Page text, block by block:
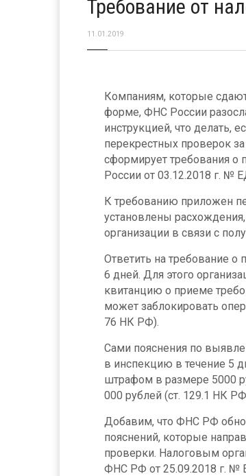
Требование от
11.01.2019
Компаниям, которые
форме, ФНС России
инструкцией, что делать,
перекрестных проверок
сформирует требования о
России от 03.12.2018 г. №
К требованию приложен
установлены
организации в связи с
Ответить на требование о
6 дней. Для этого
квитанцию о приеме
может заблокировать
76 НК РФ).
Сами пояснения по
в инспекцию в течение 5
штрафом в размере 5000
000 рублей (ст. 129.1 НК
Добавим, что ФНС РФ
пояснений, которые
проверки. Налоговым
ФНС РФ от 25.09.2018 г. №